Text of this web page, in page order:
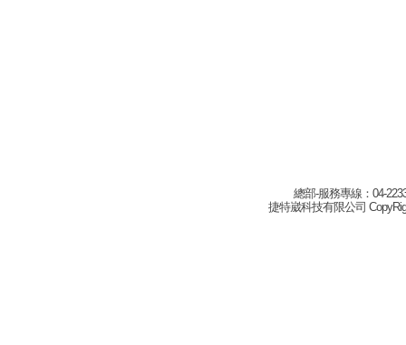
總部-服務專線：04-
捷特崴科技有限公司